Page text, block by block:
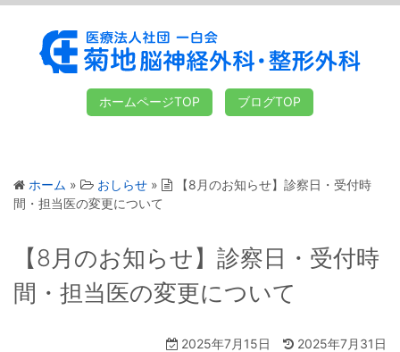
ホームページTOP ブログTOP
ホーム » おしらせ »
【8月のお知らせ】診察日・受付時
間・担当医の変更について
【8月のお知らせ】診察日・受付時
間・担当医の変更について
2025年7月15日 2025年7月31日